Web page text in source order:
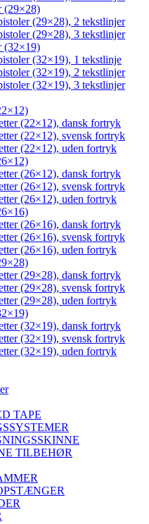
(29×28)
(29×28), 2 tekstlinjer
(29×28), 3 tekstlinjer
(32×19)
(32×19), 1 tekstlinje
(32×19), 2 tekstlinjer
(32×19), 3 tekstlinjer
(22×12), dansk fortryk
(22×12), svensk fortryk
(22×12), uden fortryk
(26×12), dansk fortryk
(26×12), svensk fortryk
(26×12), uden fortryk
(26×16), dansk fortryk
(26×16), svensk fortryk
(26×16), uden fortryk
(29×28), dansk fortryk
(29×28), svensk fortryk
(29×28), uden fortryk
(32×19), dansk fortryk
(32×19), svensk fortryk
(32×19), uden fortryk
TAPE
TILBEHØR